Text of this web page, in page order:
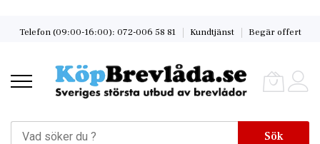
Telefon (09:00-16:00): 072-006 58 81 Kundtjänst Begär offert
Sök